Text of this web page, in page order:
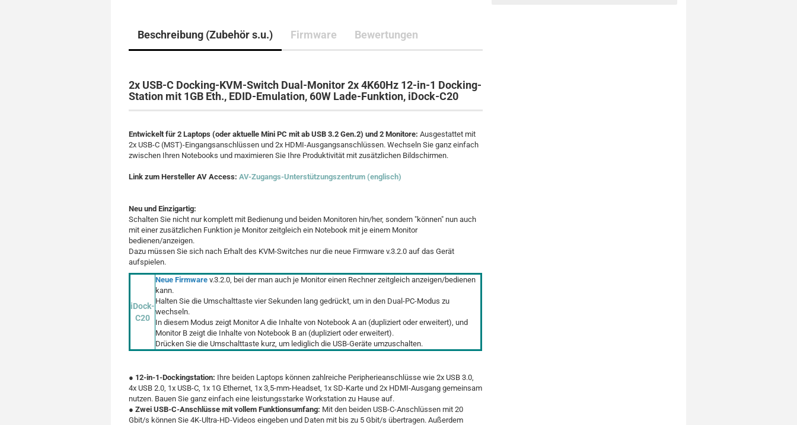
Beschreibung (Zubehör s.u.) Firmware Bewertungen
2x USB-C Docking-KVM-Switch Dual-Monitor 2x 4K60Hz 12-in-1 Docking-
Station mit 1GB Eth., EDID-Emulation, 60W Lade-Funktion, iDock-C20
Entwickelt für 2 Laptops (oder aktuelle Mini PC mit ab USB 3.2 Gen.2) und 2 Monitore: Ausgestattet mit
2x USB-C (MST)-Eingangsanschlüssen und 2x HDMI-Ausgangsanschlüssen. Wechseln Sie ganz einfach
zwischen Ihren Notebooks und maximieren Sie Ihre Produktivität mit zusätzlichen Bildschirmen.
Link zum Hersteller AV Access: AV-Zugangs-Unterstützungszentrum (englisch)
Neu und Einzigartig:
Schalten Sie nicht nur komplett mit Bedienung und beiden Monitoren hin/her, sondern "können" nun auch
mit einer zusätzlichen Funktion je Monitor zeitgleich ein Notebook mit je einem Monitor
bedienen/anzeigen.
Dazu müssen Sie sich nach Erhalt des KVM-Switches nur die neue Firmware v.3.2.0 auf das Gerät
aufspielen.
iDock-
C20
Neue Firmware v.3.2.0, bei der man auch je Monitor einen Rechner zeitgleich anzeigen/bedienen
kann.
Halten Sie die Umschalttaste vier Sekunden lang gedrückt, um in den Dual-PC-Modus zu
wechseln.
In diesem Modus zeigt Monitor A die Inhalte von Notebook A an (dupliziert oder erweitert), und
Monitor B zeigt die Inhalte von Notebook B an (dupliziert oder erweitert).
Drücken Sie die Umschalttaste kurz, um lediglich die USB-Geräte umzuschalten.
● 12-in-1-Dockingstation: Ihre beiden Laptops können zahlreiche Peripherieanschlüsse wie 2x USB 3.0,
4x USB 2.0, 1x USB-C, 1x 1G Ethernet, 1x 3,5-mm-Headset, 1x SD-Karte und 2x HDMI-Ausgang gemeinsam
nutzen. Bauen Sie ganz einfach eine leistungsstarke Workstation zu Hause auf.
● Zwei USB-C-Anschlüsse mit vollem Funktionsumfang: Mit den beiden USB-C-Anschlüssen mit 20
Gbit/s können Sie 4K-Ultra-HD-Videos eingeben und Daten mit bis zu 5 Gbit/s übertragen. Außerdem